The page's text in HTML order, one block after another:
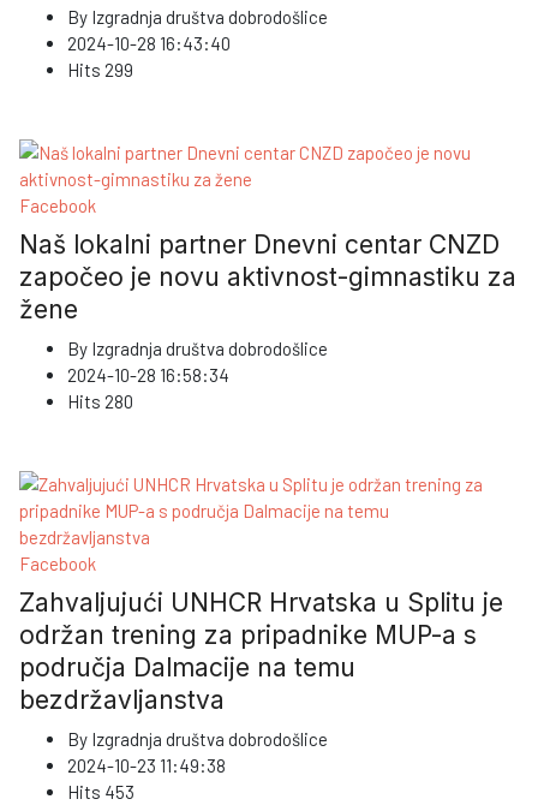
By Izgradnja društva dobrodošlice
2024-10-28 16:43:40
Hits 299
Facebook
Naš lokalni partner Dnevni centar CNZD
započeo je novu aktivnost-gimnastiku za
žene
By Izgradnja društva dobrodošlice
2024-10-28 16:58:34
Hits 280
Facebook
Zahvaljujući UNHCR Hrvatska u Splitu je
održan trening za pripadnike MUP-a s
područja Dalmacije na temu
bezdržavljanstva
By Izgradnja društva dobrodošlice
2024-10-23 11:49:38
Hits 453